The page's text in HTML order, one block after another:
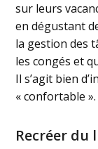
sur leurs
en dégustant
la gestion des
les congés et
Il s’agit bien
« confortable ».
Recréer du